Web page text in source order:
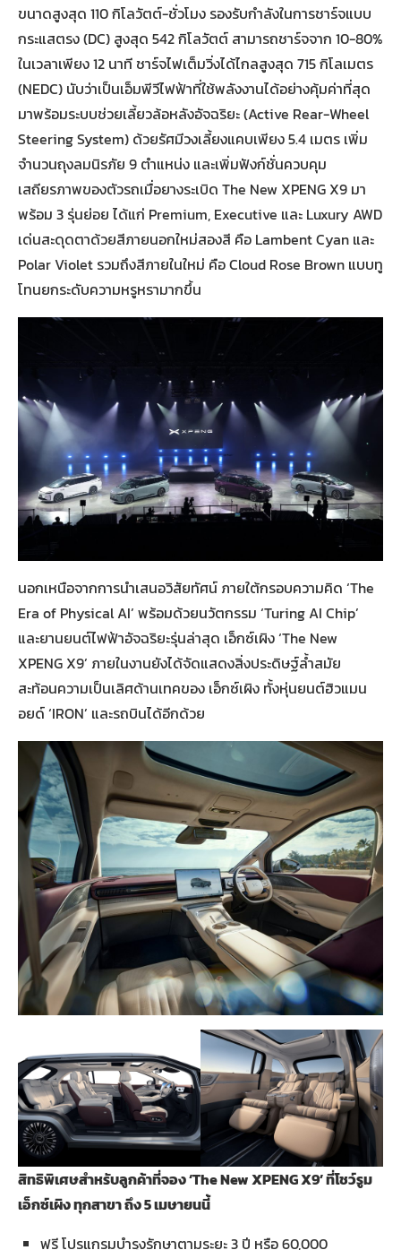
ขนาดสูงสุด 110 กิโลวัตต์-ชั่วโมง รองรับกำลังในการชาร์จแบบ
กระแสตรง (DC) สูงสุด 542 กิโลวัตต์ สามารถชาร์จจาก 10-80%
ในเวลาเพียง 12 นาที ชาร์จไฟเต็มวิ่งได้ไกลสูงสุด 715 กิโลเมตร
(NEDC) นับว่าเป็นเอ็มพีวีไฟฟ้าที่ใช้พลังงานได้อย่างคุ้มค่าที่สุด
มาพร้อมระบบช่วยเลี้ยวล้อหลังอัจฉริยะ (Active Rear-Wheel
Steering System) ด้วยรัศมีวงเลี้ยงแคบเพียง 5.4 เมตร เพิ่ม
จำนวนถุงลมนิรภัย 9 ตำแหน่ง และเพิ่มฟังก์ชั่นควบคุม
เสถียรภาพของตัวรถเมื่อยางระเบิด The New XPENG X9 มา
พร้อม 3 รุ่นย่อย ได้แก่ Premium, Executive และ Luxury AWD
เด่นสะดุดตาด้วยสีภายนอกใหม่สองสี คือ Lambent Cyan และ
Polar Violet รวมถึงสีภายในใหม่ คือ Cloud Rose Brown แบบทู
โทนยกระดับความหรูหรามากขึ้น
นอกเหนือจากการนำเสนอวิสัยทัศน์ ภายใต้กรอบความคิด ‘The
Era of Physical AI’ พร้อมด้วยนวัตกรรม ‘Turing AI Chip’
และยานยนต์ไฟฟ้าอัจฉริยะรุ่นล่าสุด เอ็กซ์เผิง ‘The New
XPENG X9’ ภายในงานยังได้จัดแสดงสิ่งประดิษฐ์ล้ำสมัย
สะท้อนความเป็นเลิศด้านเทคของ เอ็กซ์เผิง ทั้งหุ่นยนต์ฮิวแมน
อยด์ ‘IRON’ และรถบินได้อีกด้วย
สิทธิพิเศษสำหรับลูกค้าที่จอง‘The New XPENG X9’ ที่โชว์รูม
เอ็กซ์เผิง ทุกสาขา ถึง 5 เมษายนนี้
ฟรี โปรแกรมบำรุงรักษาตามระยะ 3 ปี หรือ 60,000